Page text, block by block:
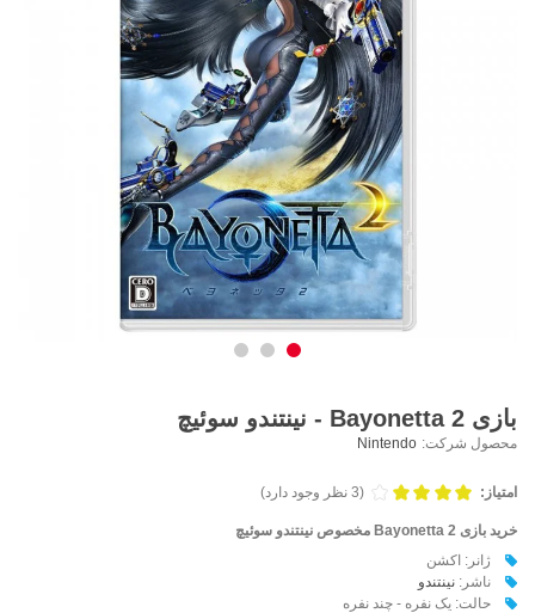
بازی Bayonetta 2 - نینتندو سوئیچ
محصول شرکت: Nintendo
امتیاز: (3 نظر وجود دارد)
خرید بازی Bayonetta 2 مخصوص نینتندو سوئیچ
ژانر: اکشن
ناشر:نینتندو
حالت: یک نفره - چند نفره